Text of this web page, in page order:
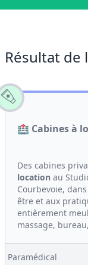
Résultat de
🏥 Cabines à
Des cabines
location au
Courbevoie,
être et aux
entièrement
massage,
Paramédical